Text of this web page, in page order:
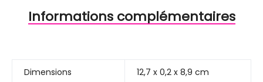
Informations complémentaires
Dimensions 12,7 x 0,2 x 8,9 cm